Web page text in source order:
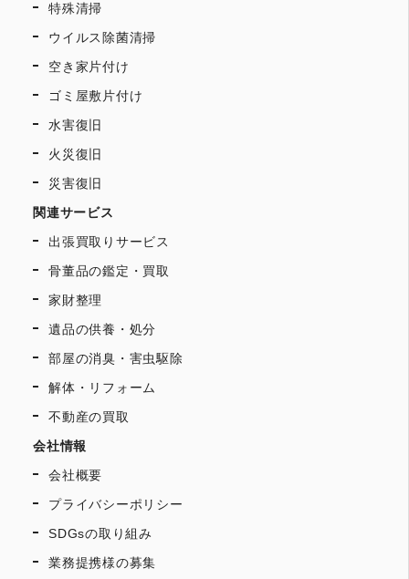
特殊清掃
ウイルス除菌清掃
空き家片付け
ゴミ屋敷片付け
水害復旧
火災復旧
災害復旧
関連サービス
出張買取りサービス
骨董品の鑑定・買取
家財整理
遺品の供養・処分
部屋の消臭・害虫駆除
解体・リフォーム
不動産の買取
会社情報
会社概要
プライバシーポリシー
SDGsの取り組み
業務提携様の募集